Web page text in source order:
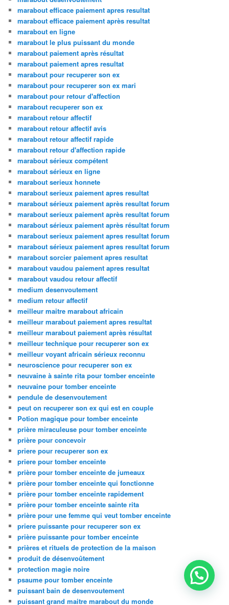
marabout efficace paiement apres resultat
marabout efficace paiement après resultat
marabout en ligne
marabout le plus puissant du monde
marabout paiement après résultat
marabout paiement apres resultat
marabout pour recuperer son ex
marabout pour recuperer son ex mari
marabout pour retour d'affection
marabout recuperer son ex
marabout retour affectif
marabout retour affectif avis
marabout retour affectif rapide
marabout retour d'affection rapide
marabout sérieux compétent
marabout sérieux en ligne
marabout serieux honnete
marabout serieux paiement apres resultat
marabout sérieux paiement après resultat forum
marabout serieux paiement après resultat forum
marabout sérieux paiement après résultat forum
marabout serieux paiement apres resultat forum
marabout sérieux paiement apres resultat forum
marabout sorcier paiement apres resultat
marabout vaudou paiement apres resultat
marabout vaudou retour affectif
medium desenvoutement
medium retour affectif
meilleur maitre marabout africain
meilleur marabout paiement apres resultat
meilleur marabout paiement après résultat
meilleur technique pour recuperer son ex
meilleur voyant africain sérieux reconnu
neuroscience pour recuperer son ex
neuvaine à sainte rita pour tomber enceinte
neuvaine pour tomber enceinte
pendule de desenvoutement
peut on recuperer son ex qui est en couple
Potion magique pour tomber enceinte
prière miraculeuse pour tomber enceinte
prière pour concevoir
priere pour recuperer son ex
priere pour tomber enceinte
prière pour tomber enceinte de jumeaux
prière pour tomber enceinte qui fonctionne
prière pour tomber enceinte rapidement
prière pour tomber enceinte sainte rita
prière pour une femme qui veut tomber enceinte
priere puissante pour recuperer son ex
prière puissante pour tomber enceinte
prières et rituels de protection de la maison
produit de désenvoûtement
protection magie noire
psaume pour tomber enceinte
puissant bain de desenvoutement
puissant grand maitre marabout du monde